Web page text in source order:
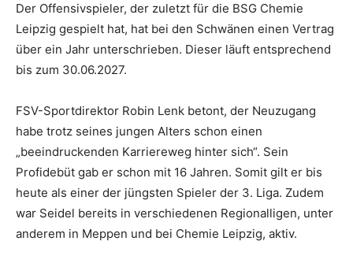
Der Offensivspieler, der zuletzt für die BSG Chemie
Leipzig gespielt hat, hat bei den Schwänen einen Vertrag
über ein Jahr unterschrieben. Dieser läuft entsprechend
bis zum 30.06.2027.
FSV-Sportdirektor Robin Lenk betont, der Neuzugang
habe trotz seines jungen Alters schon einen
„beeindruckenden Karriereweg hinter sich“. Sein
Profidebüt gab er schon mit 16 Jahren. Somit gilt er bis
heute als einer der jüngsten Spieler der 3. Liga. Zudem
war Seidel bereits in verschiedenen Regionalligen, unter
anderem in Meppen und bei Chemie Leipzig, aktiv.